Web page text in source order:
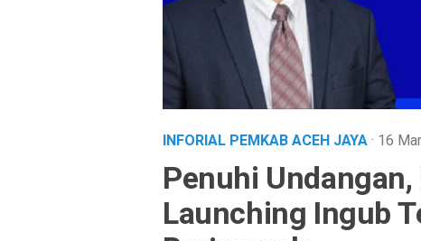
INFORIAL PEMKAB ACEH JAYA· 16
Penuhi
Launching Ingub